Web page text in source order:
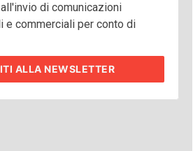
di comunicazioni
e commerciali per conto di
ALLA NEWSLETTER